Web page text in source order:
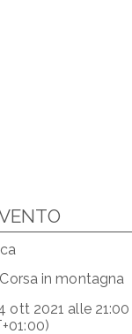
in montagna
ott 2021 alle